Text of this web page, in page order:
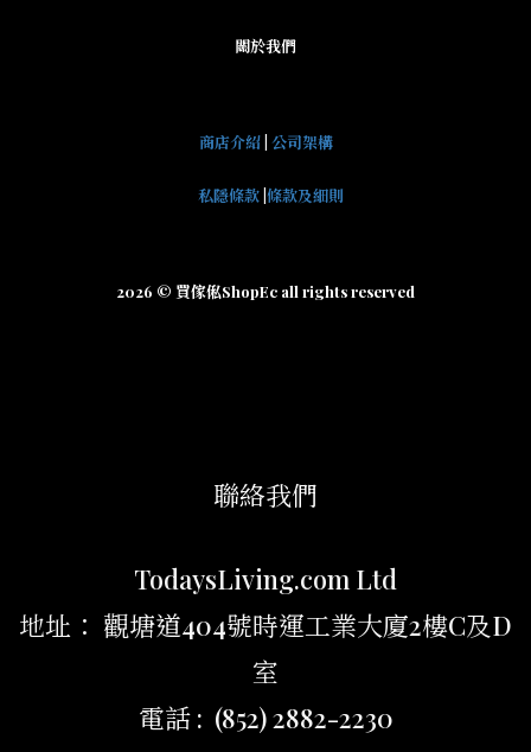
關於我們
商店介紹| 公司架構
私隱條款 條款及細則
2026 © 買傢俬ShopEc all rights reserved
聯絡我們
TodaysLiving.com Ltd
地址： 觀塘道404號時運工業大廈2樓C及D
室
電話 : (852) 2882-2230